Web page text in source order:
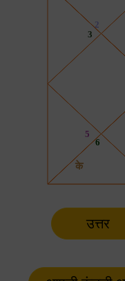
उत्तर